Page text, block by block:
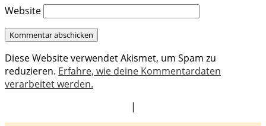
Website
Diese Website verwendet Akismet, um Spam zu
reduzieren. Erfahre, wie deine Kommentardaten
verarbeitet werden.
|